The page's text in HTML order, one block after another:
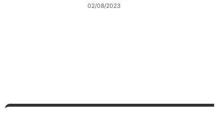
02/08/2023